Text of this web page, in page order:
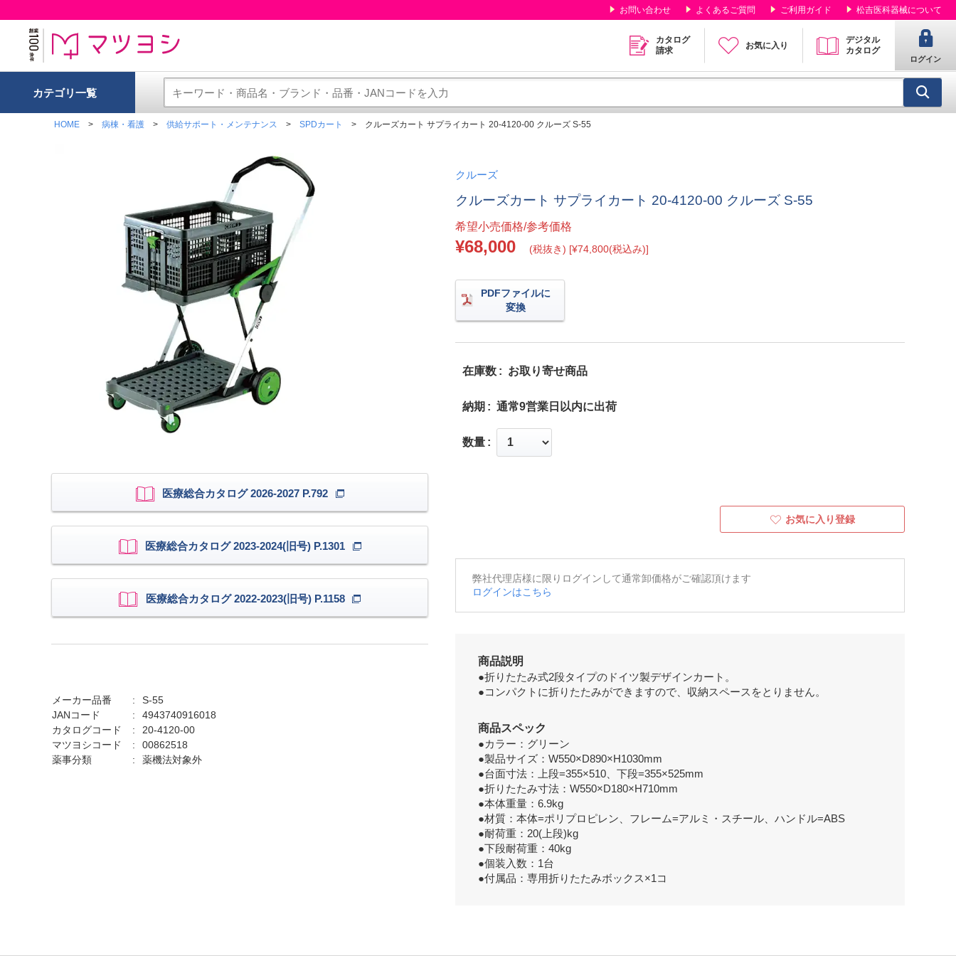
お問い合わせ よくあるご質問 ご利用ガイド 松吉医科器械について
カタログ
請求
お気に入り
デジタル
カタログ
ログイン
カテゴリ一覧
HOME 病棟・看護 供給サポート・メンテナンス SPDカート クルーズカート サプライカート 20-4120-00 クルーズ S-55
医療総合カタログ 2026-2027 P.792
医療総合カタログ 2023-2024(旧号) P.1301
医療総合カタログ 2022-2023(旧号) P.1158
メーカー品番
S-55
JANコード
4943740916018
カタログコード
20-4120-00
マツヨシコード
00862518
薬事分類
薬機法対象外
クルーズ
クルーズカート サプライカート 20-4120-00 クルーズ S-55
希望小売価格/参考価格
¥68,000 (税抜き) [¥74,800(税込み)]
PDFファイルに
変換
在庫数 お取り寄せ商品
納期 通常9営業日以内に出荷
数量
お気に入り登録
弊社代理店様に限りログインして通常卸価格がご確認頂けます
ログインはこちら
商品説明
●折りたたみ式2段タイプのドイツ製デザインカート。
●コンパクトに折りたたみができますので、収納スペースをとりません。
商品スペック
●カラー：グリーン
●製品サイズ：W550×D890×H1030mm
●台面寸法：上段=355×510、下段=355×525mm
●折りたたみ寸法：W550×D180×H710mm
●本体重量：6.9kg
●材質：本体=ポリプロピレン、フレーム=アルミ・スチール、ハンドル=ABS
●耐荷重：20(上段)kg
●下段耐荷重：40kg
●個装入数：1台
●付属品：専用折りたたみボックス×1コ